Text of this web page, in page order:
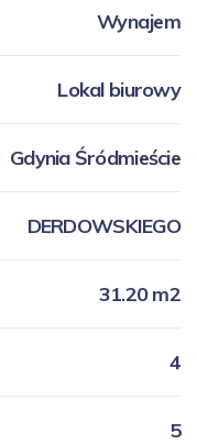
Wynajem
Lokal biurowy
Gdynia Śródmieście
DERDOWSKIEGO
31.20 m2
4
5